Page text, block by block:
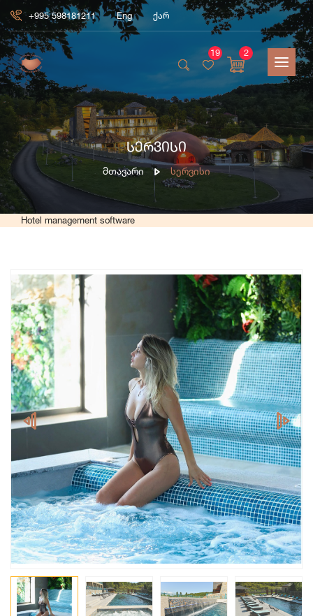
+995 598181211 Eng ქარ
19 2
სერვისი
Მთავარი Სერვისი
Hotel management software